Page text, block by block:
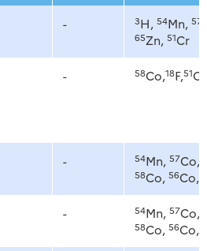
- 3H, 54Mn, 57
65Zn, 51Cr
- 58Co,18F,51
- 54Mn, 57Co,
58Co, 56Co,
- 54Mn, 57Co,
58Co, 56Co,